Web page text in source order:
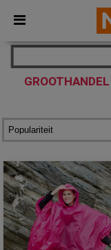
× Ntextil-
Betere